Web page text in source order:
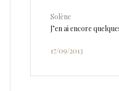
Solène
J’en ai encore
17/09/2013